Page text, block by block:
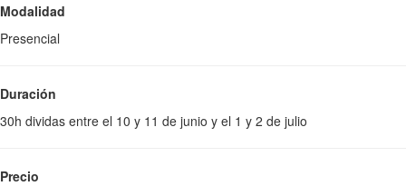
Modalidad
Presencial
Duración
30h dividas entre el 10 y 11 de junio y el 1 y 2 de julio
Precio